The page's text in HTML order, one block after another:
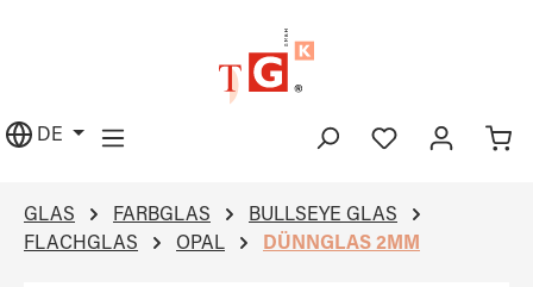
DE
GLAS FARBGLAS
BULLSEYE GLAS
FLACHGLAS
OPAL DÜNNGLAS 2MM